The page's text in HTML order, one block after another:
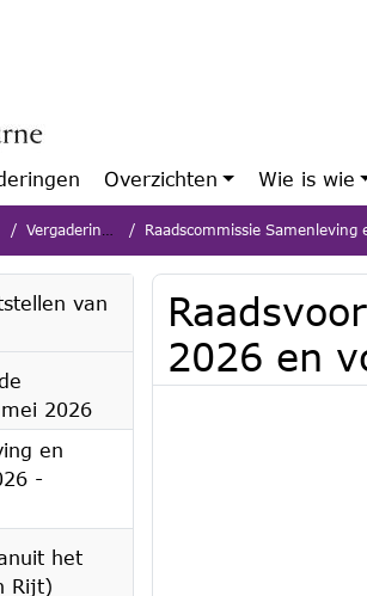
Overzichten Wie is wie
Vergaderingen Raadscommissie Samenleving en
van
2026
en
-
het
Rijt)
2026 en